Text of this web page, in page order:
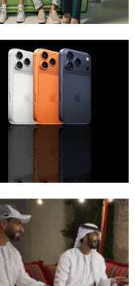
iPhone 17 Pro Max